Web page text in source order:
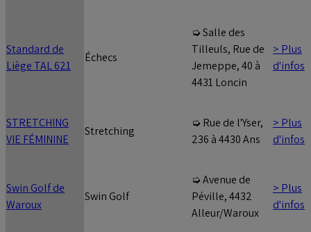
Standard de
Liège TAL 621
Échecs
➭ Salle des
Tilleuls, Rue de
Jemeppe, 40 à
4431 Loncin
> Plus
d'infos
STRETCHING
VIE FÉMININE
Stretching
➭ Rue de l'Yser,
236 à 4430 Ans
> Plus
d'infos
Swin Golf de
Waroux
Swin Golf
➭ Avenue de
Péville, 4432
Alleur/Waroux
> Plus
d'infos